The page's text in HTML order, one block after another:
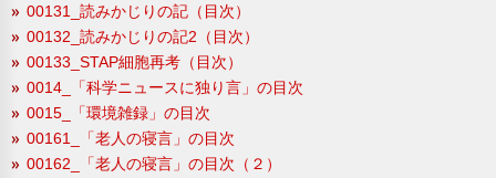
00131_読みかじりの記（目次）
00132_読みかじりの記2（目次）
00133_STAP細胞再考（目次）
0014_「科学ニュースに独り言」の目次
0015_「環境雑録」の目次
00161_「老人の寝言」の目次
00162_「老人の寝言」の目次（２）